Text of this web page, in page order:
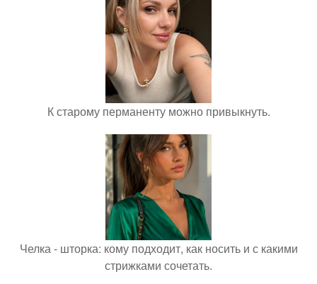
К старому перманенту можно привыкнуть.
Челка - шторка: кому подходит, как носить и с какими
стрижками сочетать.